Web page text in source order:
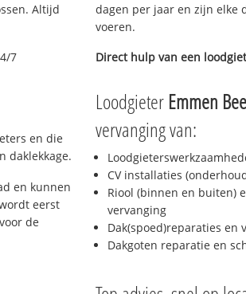
Altijd
7
en die
daklekkage.
en kunnen
eerst
de
dagen per jaar en zijn elke
voeren.
Direct hulp van een
Loodgieter Emmen
vervanging van:
CV installaties
Riool (binnen en buiten)
vervanging
Dak(spoed)reparaties en
Dakgoten reparatie en